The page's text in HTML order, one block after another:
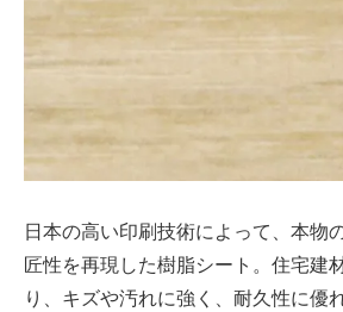
日本の高い印刷技術によって、本物
匠性を再現した樹脂シート。住宅建
り、キズや汚れに強く、耐久性に優